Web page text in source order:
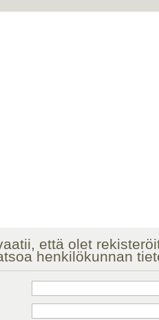
että olet
henkilökunnan